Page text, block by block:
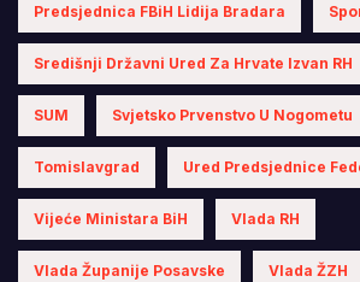
Predsjednica FBiH Lidija Bradara
Središnji Državni Ured Za Hrvate Izvan RH
SUM Svjetsko Prvenstvo U Nogometu
Tomislavgrad Ured Predsjednice
Vijeće Ministara BiH Vlada RH
Vlada Županije Posavske Vlada ŽZH